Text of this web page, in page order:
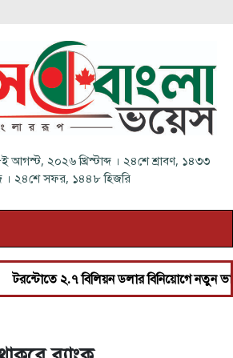
আগস্ট, ২০২৬ খ্রিস্টাব্দ । ২৪শে শ্রাবণ, ১৪৩৩
। ২৪শে সফর, ১৪৪৮ হিজরি
২.৭ বিলিয়ন ডলার বিনিয়োগে নতুন ভাড়ার বাসা